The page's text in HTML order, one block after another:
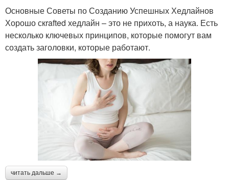
Основные Советы по Созданию Успешных Хедлайнов
Хорошо скrafted хедлайн – это не прихоть, а наука. Есть
несколько ключевых принципов, которые помогут вам
создать заголовки, которые работают.
читать дальше →